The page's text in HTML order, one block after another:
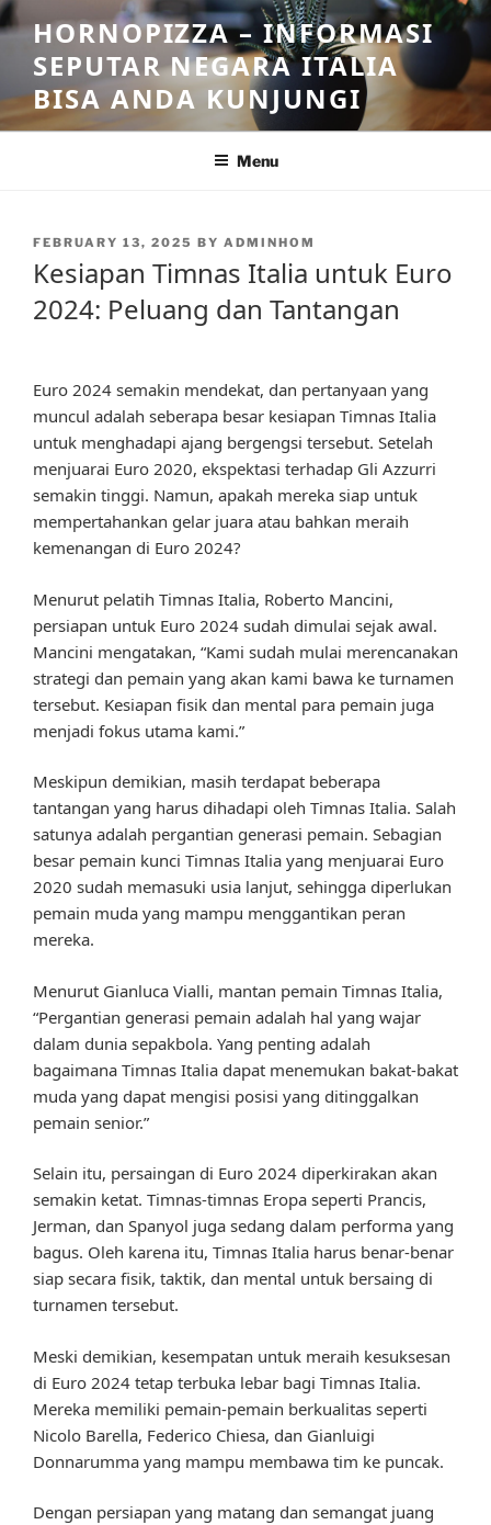
Skip
to
content
HORNOPIZZA – INFORMASI
SEPUTAR NEGARA ITALIA
BISA ANDA KUNJUNGI
Menu
POSTED
FEBRUARY 13, 2025 BY ADMINHOM
Kesiapan Timnas Italia untuk Euro
2024: Peluang dan Tantangan
Euro 2024 semakin mendekat, dan pertanyaan yang
muncul adalah seberapa besar kesiapan Timnas Italia
untuk menghadapi ajang bergengsi tersebut. Setelah
menjuarai Euro 2020, ekspektasi terhadap Gli Azzurri
semakin tinggi. Namun, apakah mereka siap untuk
mempertahankan gelar juara atau bahkan meraih
kemenangan di Euro 2024?
Menurut pelatih Timnas Italia, Roberto Mancini,
persiapan untuk Euro 2024 sudah dimulai sejak awal.
Mancini mengatakan, “Kami sudah mulai merencanakan
strategi dan pemain yang akan kami bawa ke turnamen
tersebut. Kesiapan fisik dan mental para pemain juga
menjadi fokus utama kami.”
Meskipun demikian, masih terdapat beberapa
tantangan yang harus dihadapi oleh Timnas Italia. Salah
satunya adalah pergantian generasi pemain. Sebagian
besar pemain kunci Timnas Italia yang menjuarai Euro
2020 sudah memasuki usia lanjut, sehingga diperlukan
pemain muda yang mampu menggantikan peran
mereka.
Menurut Gianluca Vialli, mantan pemain Timnas Italia,
“Pergantian generasi pemain adalah hal yang wajar
dalam dunia sepakbola. Yang penting adalah
bagaimana Timnas Italia dapat menemukan bakat-bakat
muda yang dapat mengisi posisi yang ditinggalkan
pemain senior.”
Selain itu, persaingan di Euro 2024 diperkirakan akan
semakin ketat. Timnas-timnas Eropa seperti Prancis,
Jerman, dan Spanyol juga sedang dalam performa yang
bagus. Oleh karena itu, Timnas Italia harus benar-benar
siap secara fisik, taktik, dan mental untuk bersaing di
turnamen tersebut.
Meski demikian, kesempatan untuk meraih kesuksesan
di Euro 2024 tetap terbuka lebar bagi Timnas Italia.
Mereka memiliki pemain-pemain berkualitas seperti
Nicolo Barella, Federico Chiesa, dan Gianluigi
Donnarumma yang mampu membawa tim ke puncak.
Dengan persiapan yang matang dan semangat juang